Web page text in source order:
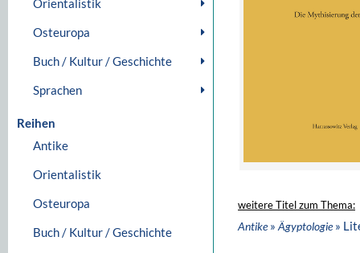
Orientalistik
Osteuropa
Buch / Kultur / Geschichte
Sprachen
Reihen
Antike
Orientalistik
Osteuropa
Buch / Kultur / Geschichte
weitere Titel zum Thema:
Antike» Ägyptologie»